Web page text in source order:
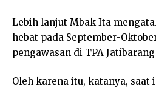
Lebih lanjut Mbak Ita
hebat pada September-
pengawasan di TPA
Oleh karena itu, katanya, saat